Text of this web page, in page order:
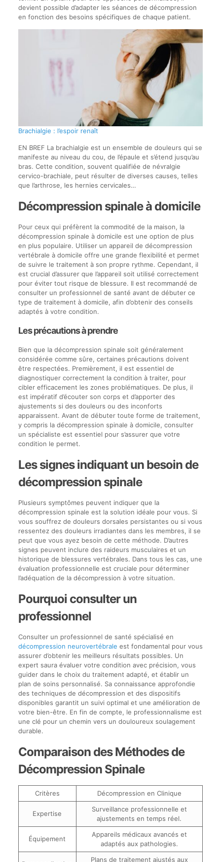
devient possible d’adapter les séances de décompression
en fonction des besoins spécifiques de chaque patient.
Brachialgie : l’espoir renaît
EN BREF La brachialgie est un ensemble de douleurs qui se
manifeste au niveau du cou, de l’épaule et s’étend jusqu’au
bras. Cette condition, souvent qualifiée de névralgie
cervico-brachiale, peut résulter de diverses causes, telles
que l’arthrose, les hernies cervicales…
Décompression spinale à domicile
Pour ceux qui préfèrent la commodité de la maison, la
décompression spinale à domicile est une option de plus
en plus populaire. Utiliser un appareil de décompression
vertébrale à domicile offre une grande flexibilité et permet
de suivre le traitement à son propre rythme. Cependant, il
est crucial d’assurer que l’appareil soit utilisé correctement
pour éviter tout risque de blessure. Il est recommandé de
consulter un professionnel de santé avant de débuter ce
type de traitement à domicile, afin d’obtenir des conseils
adaptés à votre condition.
Les précautions à prendre
Bien que la décompression spinale soit généralement
considérée comme sûre, certaines précautions doivent
être respectées. Premièrement, il est essentiel de
diagnostiquer correctement la condition à traiter, pour
cibler efficacement les zones problématiques. De plus, il
est impératif d’écouter son corps et d’apporter des
ajustements si des douleurs ou des inconforts
apparaissent. Avant de débuter toute forme de traitement,
y compris la décompression spinale à domicile, consulter
un spécialiste est essentiel pour s’assurer que votre
condition le permet.
Les signes indiquant un besoin de
décompression spinale
Plusieurs symptômes peuvent indiquer que la
décompression spinale est la solution idéale pour vous. Si
vous souffrez de douleurs dorsales persistantes ou si vous
ressentez des douleurs irradiantes dans les membres, il se
peut que vous ayez besoin de cette méthode. D’autres
signes peuvent inclure des raideurs musculaires et un
historique de blessures vertébrales. Dans tous les cas, une
évaluation professionnelle est cruciale pour déterminer
l’adéquation de la décompression à votre situation.
Pourquoi consulter un
professionnel
Consulter un professionnel de santé spécialisé en
décompression neurovertébrale est fondamental pour vous
assurer d’obtenir les meilleurs résultats possibles. Un
expert saura évaluer votre condition avec précision, vous
guider dans le choix du traitement adapté, et établir un
plan de soins personnalisé. Sa connaissance approfondie
des techniques de décompression et des dispositifs
disponibles garantit un suivi optimal et une amélioration de
votre bien-être. En fin de compte, le professionnalisme est
une clé pour un chemin vers un douloureux soulagement
durable.
Comparaison des Méthodes de
Décompression Spinale
Critères Décompression en Clinique
Expertise
Surveillance professionnelle et
ajustements en temps réel.
Équipement
Appareils médicaux avancés et
adaptés aux pathologies.
Plans de traitement ajustés aux